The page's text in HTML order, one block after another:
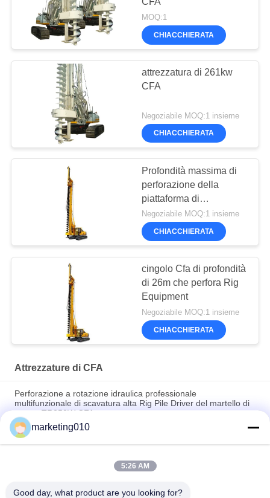
MOQ:1
CHIACCHIERATA
attrezzatura di 261kw
CFA
Negoziabile MOQ:1 insieme
CHIACCHIERATA
Profondità massima di
perforazione della
piattaforma di
produzione di CFA di
buona qualità della Cina
16,5 m. per il palo di
Negoziabile MOQ:1 insieme
CHIACCHIERATA
cingolo Cfa di profondità
di 26m che perfora Rig
Equipment
Negoziabile MOQ:1 insieme
CHIACCHIERATA
Attrezzature di CFA
Perforazione a rotazione idraulica professionale
multifunzionale di scavatura alta Rig Pile Driver del martello di
potere TR250W CFA
Piattaforma di perforazione avanzata con lucchetta lunga.
Costruzione lavoro il fondamento che del diametro del pozzo
trivellato di 800mm i mucchi idraulici estraggono l'impianto di
marketing010
5:26 AM
Good day, what product are you looking for?